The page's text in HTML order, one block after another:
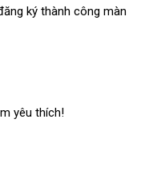
ký thành công màn
yêu thích!